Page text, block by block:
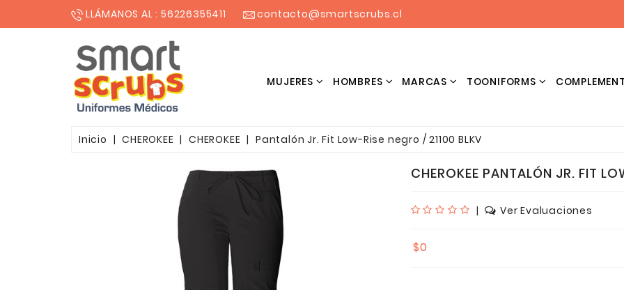
LLÁMANOS AL : 56226355411 contacto@smartscrubs.cl
MUJERES HOMBRES MARCAS TOONIFORMS
Inicio CHEROKEE CHEROKEE Pantalón Jr. Fit Low-Rise negro / 21100 BLKV
CHEROKEE PANTALÓN JR. FIT
| Ver Evaluaciones
$0